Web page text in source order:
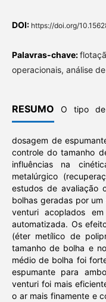
DOI: https://doi.org/
Palavras-chave:
operacionais, análise
RESUMO O tipo
dosagem de
controle do tamanho
influências na
metalúrgico
estudos de avaliação
bolhas geradas por
venturi acoplados
automatizada. Os
(éter metílico de
tamanho de bolha e
médio de bolha foi
espumante para
venturi foi mais
o ar mais finamente e